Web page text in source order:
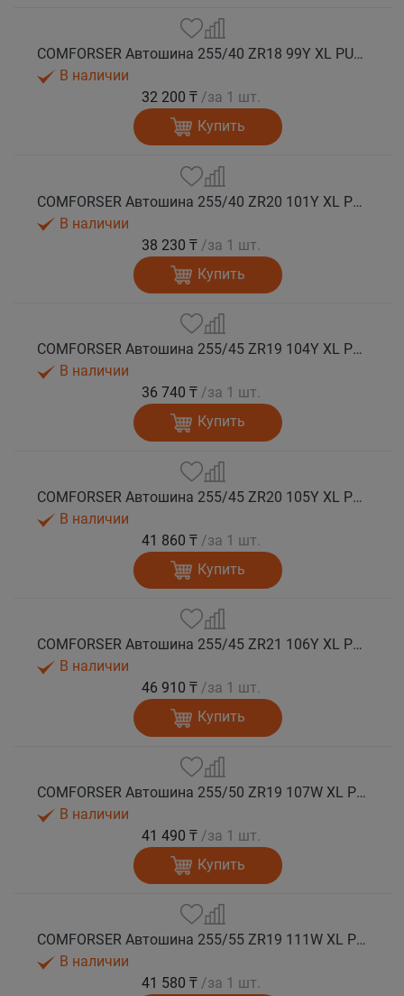
COMFORSER Автошина 255/40 ZR18 99Y XL PURESPEED лето
В наличии
32 200 ₸ /за 1 шт.
Купить
COMFORSER Автошина 255/40 ZR20 101Y XL PURESPEED лето
В наличии
38 230 ₸ /за 1 шт.
Купить
COMFORSER Автошина 255/45 ZR19 104Y XL PURESPEED лето
В наличии
36 740 ₸ /за 1 шт.
Купить
COMFORSER Автошина 255/45 ZR20 105Y XL PURESPEED лето
В наличии
41 860 ₸ /за 1 шт.
Купить
COMFORSER Автошина 255/45 ZR21 106Y XL PURESPEED лето
В наличии
46 910 ₸ /за 1 шт.
Купить
COMFORSER Автошина 255/50 ZR19 107W XL PURESPEED лето
В наличии
41 490 ₸ /за 1 шт.
Купить
COMFORSER Автошина 255/55 ZR19 111W XL PURESPEED лето
В наличии
41 580 ₸ /за 1 шт.